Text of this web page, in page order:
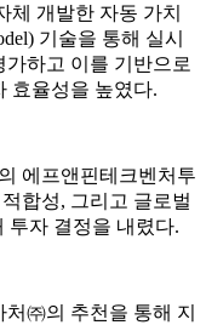
체 개발한 자동 가치
기술을 통해 실시
하고 이를 기반으로
효율성을 높였다.
에프앤핀테크벤처투
합성, 그리고 글로벌
투자 결정을 내렸다.
㈜의 추천을 통해 지